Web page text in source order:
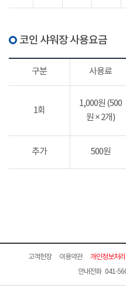
코인 샤워장 사용요금
구분 사용료
1회
1,000원 (500
원 × 2개)
추가 500원
고객헌장 이용약관 개인정보처
안내전화 041-